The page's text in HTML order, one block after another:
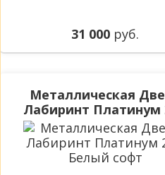
31 000 руб.
Металлическая
Лабиринт Платинум
Белый софт